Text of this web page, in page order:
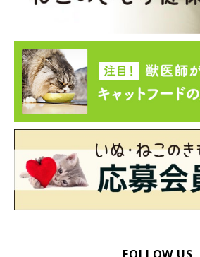
ねこのきもち投稿写真ギャラリー
Q.
家のそばを車が通るだけで唸るほど臆病
ん近づきません。ずっとこのままでしょ
A.
臆病な性格をすぐに直すのは難しいもの
けるほか、少しずつ時間をかけて慣れて
う。車の音を聞かせないようにするのは